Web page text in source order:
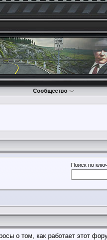
Сообщество
Поиск по
о том, как работает этот